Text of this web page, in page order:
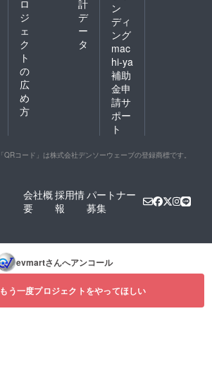
ロ
ジ
ェ
ク
ト
の
広
め
方
計
デ
ー
タ
ン
ディ
ング
mac
hi-ya
補助
金申
請サ
ポー
ト
「QRコード」は株式会社デンソーウェーブの登録商標です。
会社概
要
採用情
報
パートナー
募集
evmartさんへアンコール
もう一度プロジェクトをやってほしい